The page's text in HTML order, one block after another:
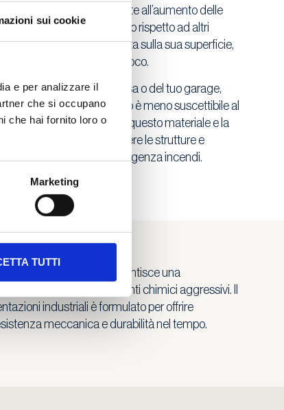
sui cookie
e per analizzare il
che si occupano
che hai fornito loro o
Marketing
TUTTI
reagisce lentamente all’aumento delle
strutturale più a lungo rispetto ad altri
forma una crosta sulla sua superficie,
diretta al fuoco.
la sicurezza della tua casa o del tuo garage,
e pilastri in calcestruzzo è meno suscettibile al
L’alto punto di fusione di questo materiale e la
ideale per proteggere le strutture e
in caso di emergenza incendi.
e additivi speciali garantisce una
agli urti e agli agenti chimici aggressivi. Il
industriali è formulato per offrire
meccanica e durabilità nel tempo.